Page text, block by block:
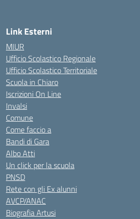
Link Esterni
MIUR
Ufficio Scolastico Regionale
Ufficio Scolastico Territoriale
Scuola in Chiaro
Iscrizioni On Line
Invalsi
Comune
Come faccio a
Bandi di Gara
Albo Atti
Un click per la scuola
PNSD
Rete con gli Ex alunni
AVCP/ANAC
Biografia Artusi